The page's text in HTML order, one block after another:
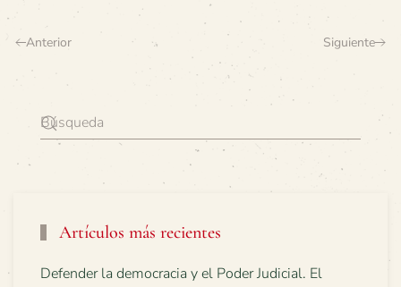
Anterior Siguiente
Artículos más recientes
Defender la democracia y el Poder Judicial. El